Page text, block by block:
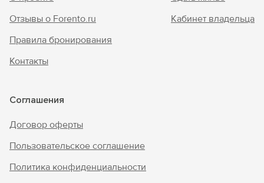
Отзывы о Forento.ru
Правила бронирования
Контакты
Кабинет владельца
Соглашения
Договор оферты
Пользовательское соглашение
Политика конфиденциальности